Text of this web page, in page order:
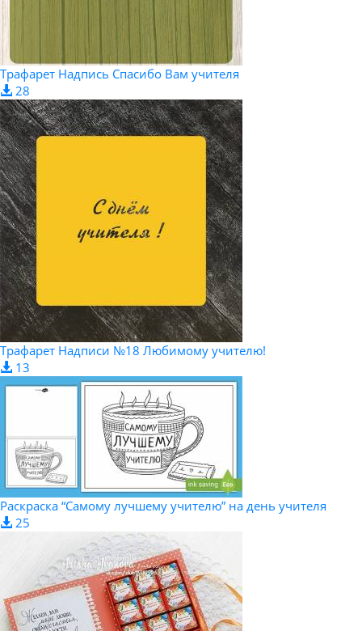
Трафарет Надпись Спасибо Вам учителя
28
Трафарет Надписи №18 Любимому учителю!
13
Раскраска “Самому лучшему учителю” на день учителя
25